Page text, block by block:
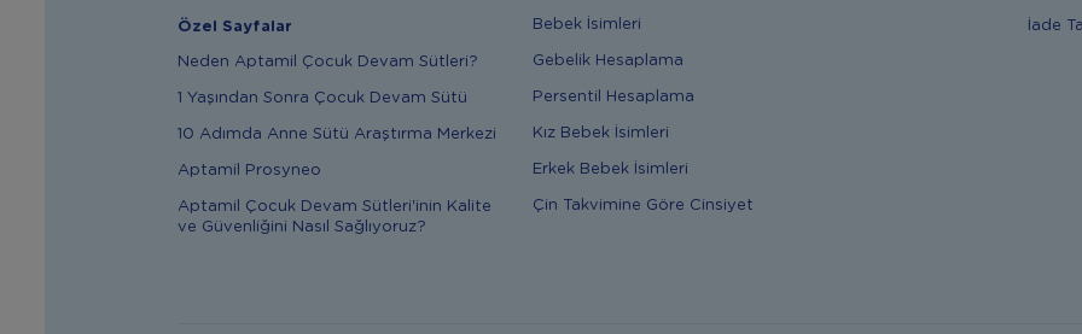
Özel Sayfalar
Neden Aptamil Çocuk Devam Sütleri?
1 Yaşından Sonra Çocuk Devam Sütü
10 Adımda Anne Sütü Araştırma Merkezi
Aptamil Prosyneo
Aptamil Çocuk Devam Sütleri'inin Kalite
ve Güvenliğini Nasıl Sağlıyoruz?
Bebek İsimleri
Gebelik Hesaplama
Persentil Hesaplama
Kız Bebek İsimleri
Erkek Bebek İsimleri
Çin Takvimine Göre Cinsiyet
İade